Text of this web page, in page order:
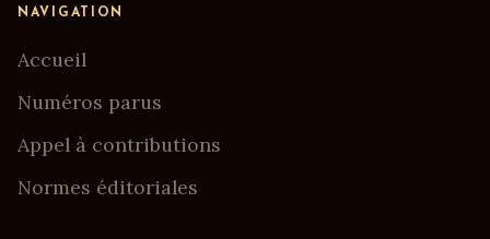
NAVIGATION
Accueil
Numéros parus
Appel à contributions
Normes éditoriales